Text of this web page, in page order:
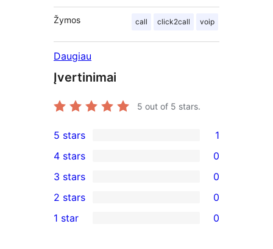
Žymos call click2call voip
Daugiau
Įvertinimai
5 out of 5 stars.
1
5-
star
review
5 stars 1
4-
star
reviews
4 stars 0
0
3-
star
3 stars 0
2-
2 stars 0
1 star 0